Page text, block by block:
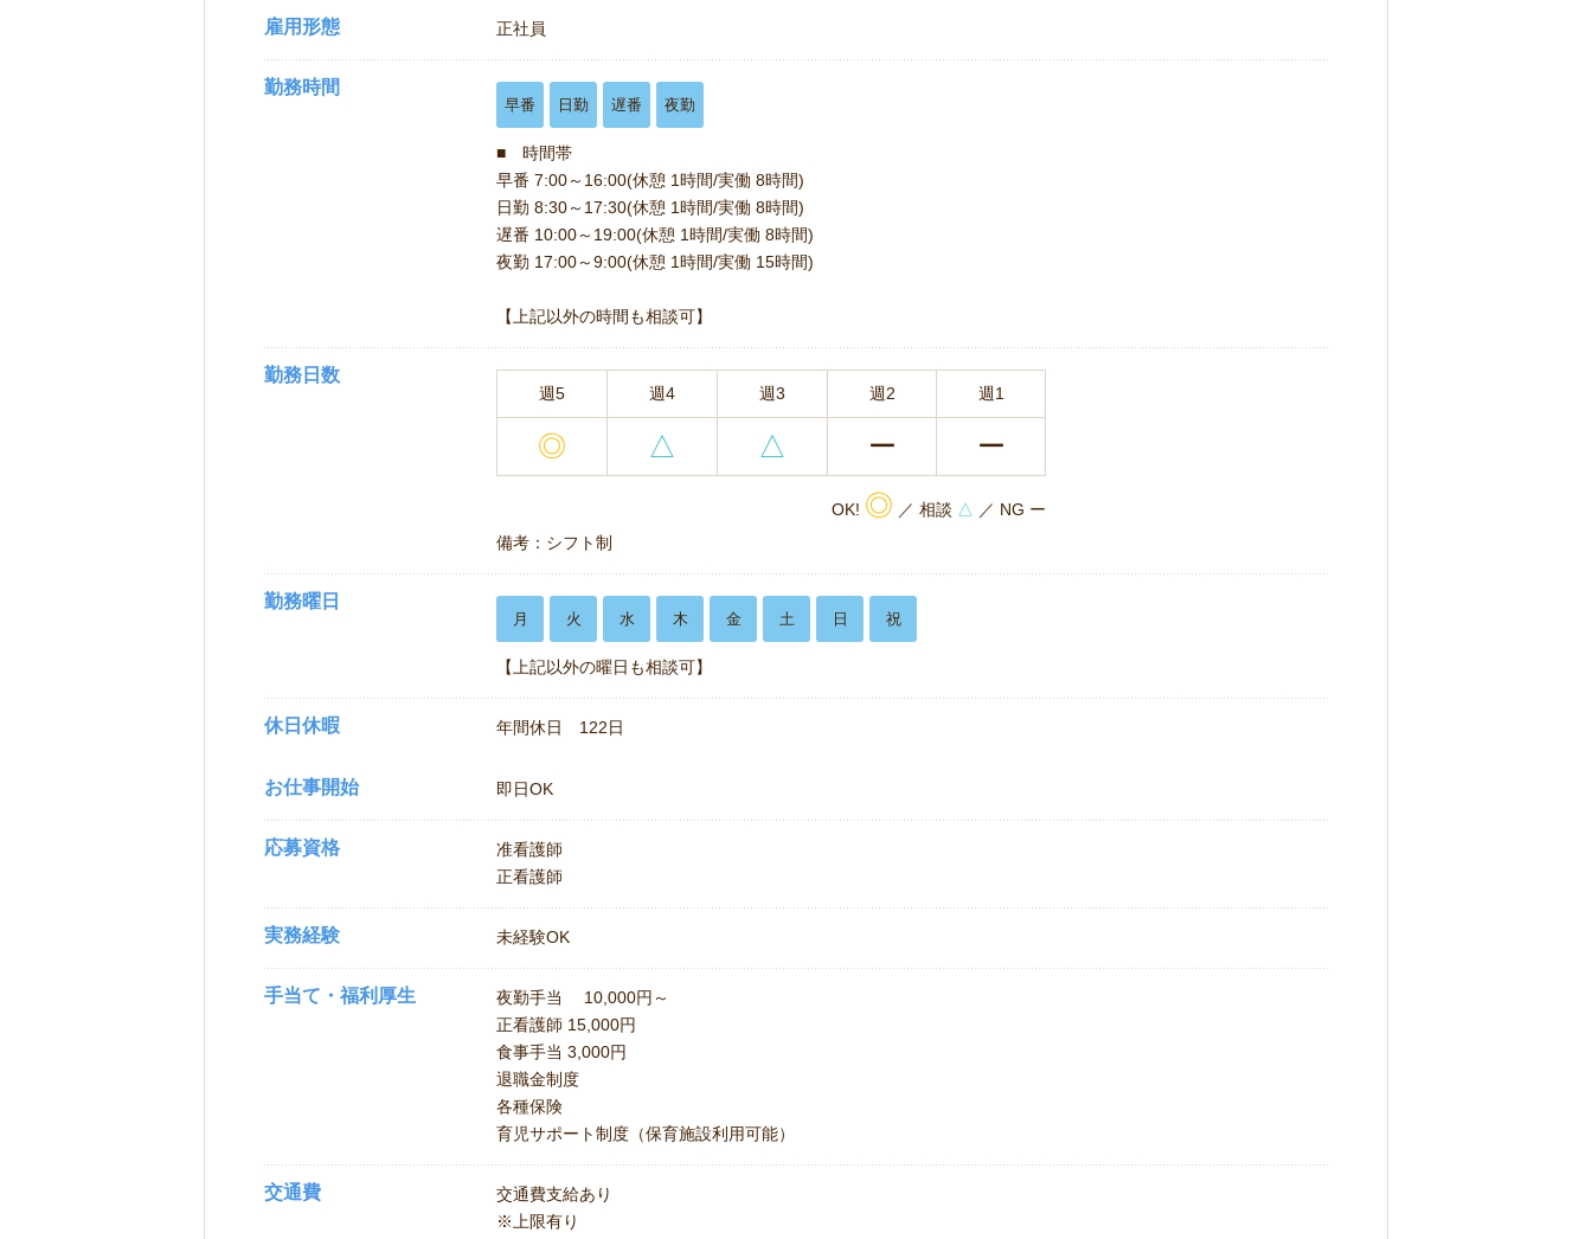
雇用形態 正社員
勤務時間
早番 日勤 遅番 夜勤
■ 時間帯
早番 7:00～16:00(休憩 1時間/実働 8時間)
日勤 8:30～17:30(休憩 1時間/実働 8時間)
遅番 10:00～19:00(休憩 1時間/実働 8時間)
夜勤 17:00～9:00(休憩 1時間/実働 15時間)
【上記以外の時間も相談可】
勤務日数
週5 週4 週3 週2 週1
◎ △ △ ー ー
OK! ◎ ／ 相談 △ ／ NG ー
備考：シフト制
勤務曜日
月 火 水 木 金 土 日 祝
【上記以外の曜日も相談可】
休日休暇 年間休日 122日
お仕事開始 即日OK
応募資格
准看護師
正看護師
実務経験 未経験OK
手当て・福利厚生
夜勤手当 10,000円～
正看護師 15,000円
食事手当 3,000円
退職金制度
各種保険
育児サポート制度（保育施設利用可能）
交通費
交通費支給あり
※上限有り